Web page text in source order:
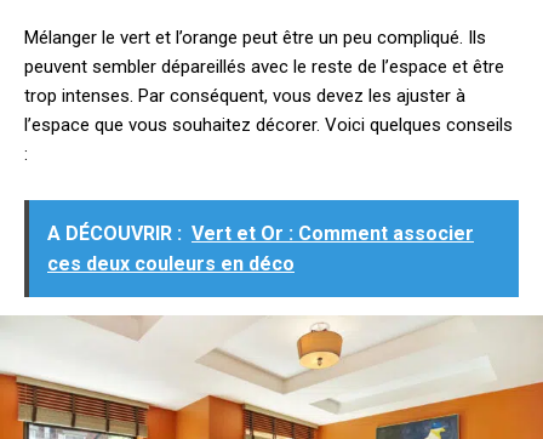
Mélanger le vert et l’orange peut être un peu compliqué. Ils
peuvent sembler dépareillés avec le reste de l’espace et être
trop intenses. Par conséquent, vous devez les ajuster à
l’espace que vous souhaitez décorer. Voici quelques conseils
:
A DÉCOUVRIR : Vert et Or : Comment associer
ces deux couleurs en déco